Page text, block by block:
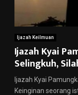
Ijazah Keilmuan
Ijazah Kyai
Selingkuh,
Ijazah Kyai
Keinginan seorang